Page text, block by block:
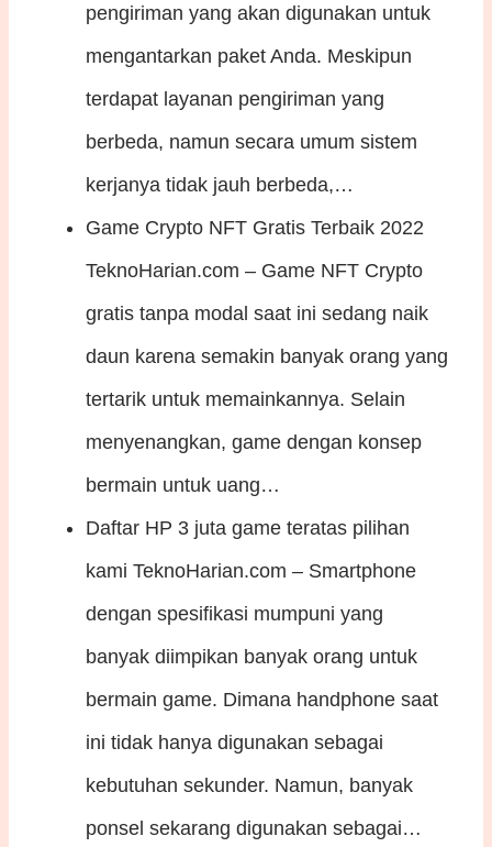
pengiriman yang akan digunakan untuk
mengantarkan paket Anda. Meskipun
terdapat layanan pengiriman yang
berbeda, namun secara umum sistem
kerjanya tidak jauh berbeda,…
Game Crypto NFT Gratis Terbaik 2022
TeknoHarian.com – Game NFT Crypto
gratis tanpa modal saat ini sedang naik
daun karena semakin banyak orang yang
tertarik untuk memainkannya. Selain
menyenangkan, game dengan konsep
bermain untuk uang…
Daftar HP 3 juta game teratas pilihan
kami TeknoHarian.com – Smartphone
dengan spesifikasi mumpuni yang
banyak diimpikan banyak orang untuk
bermain game. Dimana handphone saat
ini tidak hanya digunakan sebagai
kebutuhan sekunder. Namun, banyak
ponsel sekarang digunakan sebagai…